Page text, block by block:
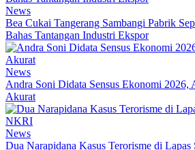
News
Bea Cukai Tangerang Sambangi Pabrik
Bahas Tantangan Industri Ekspor
News
Andra Soni Didata Sensus Ekonomi 2026,
Akurat
News
Dua Narapidana Kasus Terorisme di Lapas